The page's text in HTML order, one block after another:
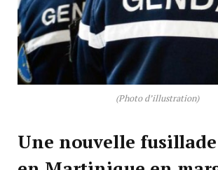
(Photo d’illustration)
Une nouvelle